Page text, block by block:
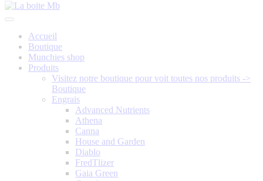
Accueil
Boutique
Munchies shop
Produits
Visitez notre boutique pour voit toutes nos produits ->
Boutique
Engrais
Advanced Nutrients
Athena
Canna
House and Garden
Diablo
FredTlizer
Gaia Green